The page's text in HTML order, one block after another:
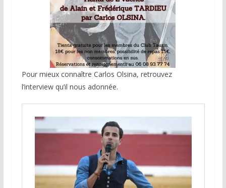
Pour mieux connaître Carlos Olsina, retrouvez
l’interview qu’il nous adonnée.